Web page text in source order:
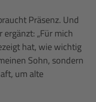
Präsenz. Und
„Für mich
hat, wie wichtig
Sohn, sondern
um alte